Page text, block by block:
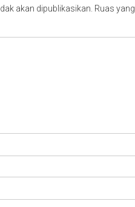
akan dipublikasikan. Ruas